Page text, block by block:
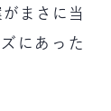
まさに当
にあった